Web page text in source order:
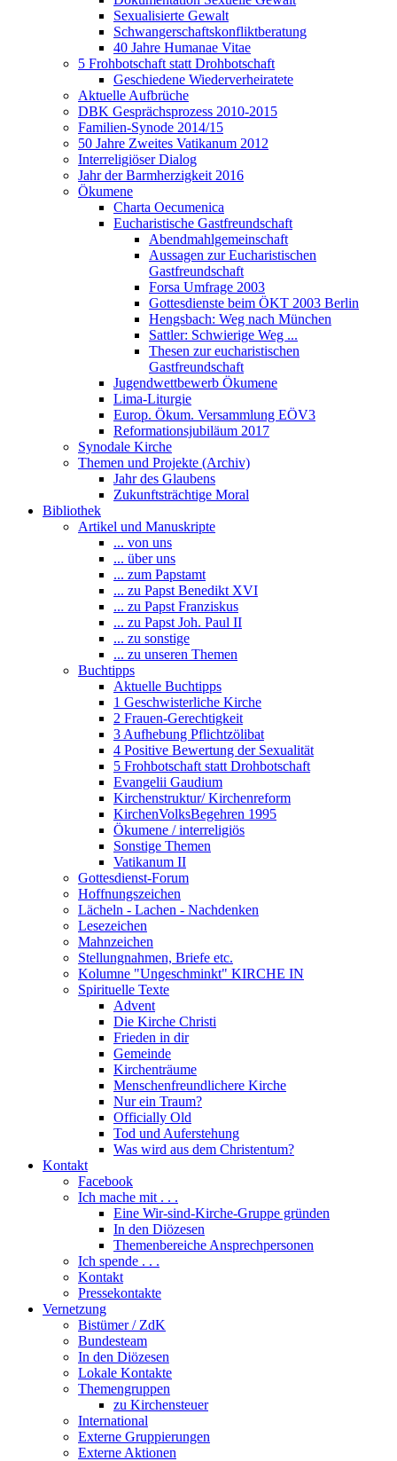
Sexualisierte Gewalt
Schwangerschaftskonfliktberatung
40 Jahre Humanae Vitae
5 Frohbotschaft statt Drohbotschaft
Geschiedene Wiederverheiratete
Aktuelle Aufbrüche
DBK Gesprächsprozess 2010-2015
Familien-Synode 2014/15
50 Jahre Zweites Vatikanum 2012
Interreligiöser Dialog
Jahr der Barmherzigkeit 2016
Ökumene
Charta Oecumenica
Eucharistische Gastfreundschaft
Abendmahlgemeinschaft
Aussagen zur Eucharistischen
Gastfreundschaft
Forsa Umfrage 2003
Gottesdienste beim ÖKT 2003 Berlin
Hengsbach: Weg nach München
Sattler: Schwierige Weg ...
Thesen zur eucharistischen
Gastfreundschaft
Jugendwettbewerb Ökumene
Lima-Liturgie
Europ. Ökum. Versammlung EÖV3
Reformationsjubiläum 2017
Synodale Kirche
Themen und Projekte (Archiv)
Jahr des Glaubens
Zukunftsträchtige Moral
Bibliothek
Artikel und Manuskripte
... von uns
... über uns
... zum Papstamt
... zu Papst Benedikt XVI
... zu Papst Franziskus
... zu Papst Joh. Paul II
... zu sonstige
... zu unseren Themen
Buchtipps
Aktuelle Buchtipps
1 Geschwisterliche Kirche
2 Frauen-Gerechtigkeit
3 Aufhebung Pflichtzölibat
4 Positive Bewertung der Sexualität
5 Frohbotschaft statt Drohbotschaft
Evangelii Gaudium
Kirchenstruktur/ Kirchenreform
KirchenVolksBegehren 1995
Ökumene / interreligiös
Sonstige Themen
Vatikanum II
Gottesdienst-Forum
Hoffnungszeichen
Lächeln - Lachen - Nachdenken
Lesezeichen
Mahnzeichen
Stellungnahmen, Briefe etc.
Kolumne "Ungeschminkt" KIRCHE IN
Spirituelle Texte
Advent
Die Kirche Christi
Frieden in dir
Gemeinde
Kirchenträume
Menschenfreundlichere Kirche
Nur ein Traum?
Officially Old
Tod und Auferstehung
Was wird aus dem Christentum?
Kontakt
Facebook
Ich mache mit . . .
Eine Wir-sind-Kirche-Gruppe gründen
In den Diözesen
Themenbereiche Ansprechpersonen
Ich spende . . .
Kontakt
Pressekontakte
Vernetzung
Bistümer / ZdK
Bundesteam
In den Diözesen
Lokale Kontakte
Themengruppen
zu Kirchensteuer
International
Externe Gruppierungen
Externe Aktionen